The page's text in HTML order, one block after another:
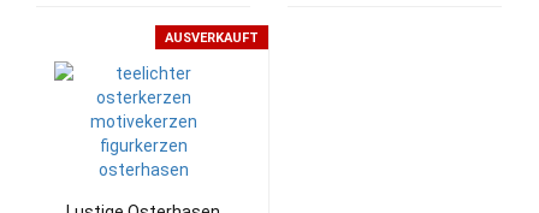
AUSVERKAUFT